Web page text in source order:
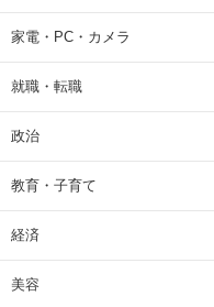
家電・PC・カメラ
就職・転職
政治
教育・子育て
経済
美容